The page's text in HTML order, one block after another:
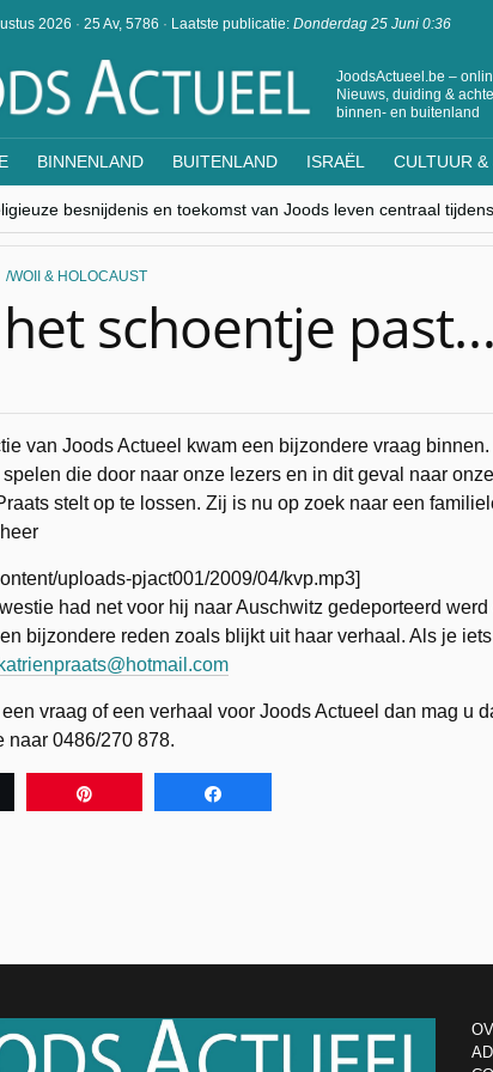
2026 · 25 Av, 5786 · Laatste publicatie: Donderdag 25 Juni 0:36
JoodsActueel.be –
Nieuws, duiding &
binnen- en buitenland
BINNENLAND BUITENLAND ISRAËL CULTUUR
besnijdenis en toekomst van Joods leven centraal
toont hoe moeilijk seculiere Westen
| ROEMENIË – Boekarest: de verrassing van Oost-
zit elke Jood in België op de beklaagdenbank”
WOII & HOLOCAUST
schoentje past…
van Joods Actueel kwam een bijzondere vraag binnen.
die door naar onze lezers en in dit geval naar
stelt op te lossen. Zij is nu op zoek naar een
uploads-pjact001/2009/04/kvp.mp3]
had net voor hij naar Auschwitz gedeporteerd
bijzondere reden zoals blijkt uit haar verhaal. Als je
katrienpraats@hotmail.com
vraag of een verhaal voor Joods Actueel dan mag u
naar 0486/270 878.